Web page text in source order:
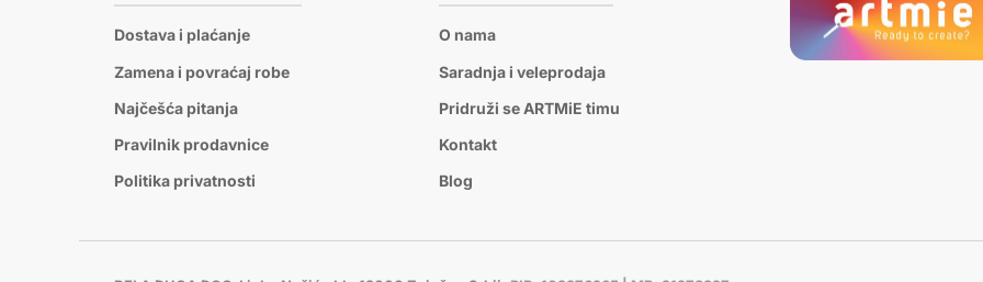
Dostava i plaćanje
Zamena i povraćaj robe
Najčešća pitanja
Pravilnik prodavnice
Politika privatnosti
O nama
Saradnja i veleprodaja
Pridruži se ARTMiE timu
Kontakt
Blog